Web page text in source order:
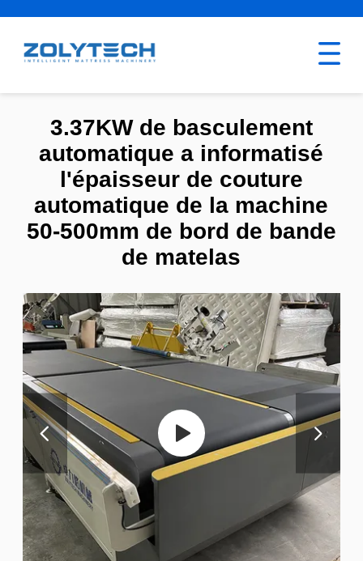
3.37KW de basculement
automatique a informatisé
l'épaisseur de couture
automatique de la machine
50-500mm de bord de bande
de matelas